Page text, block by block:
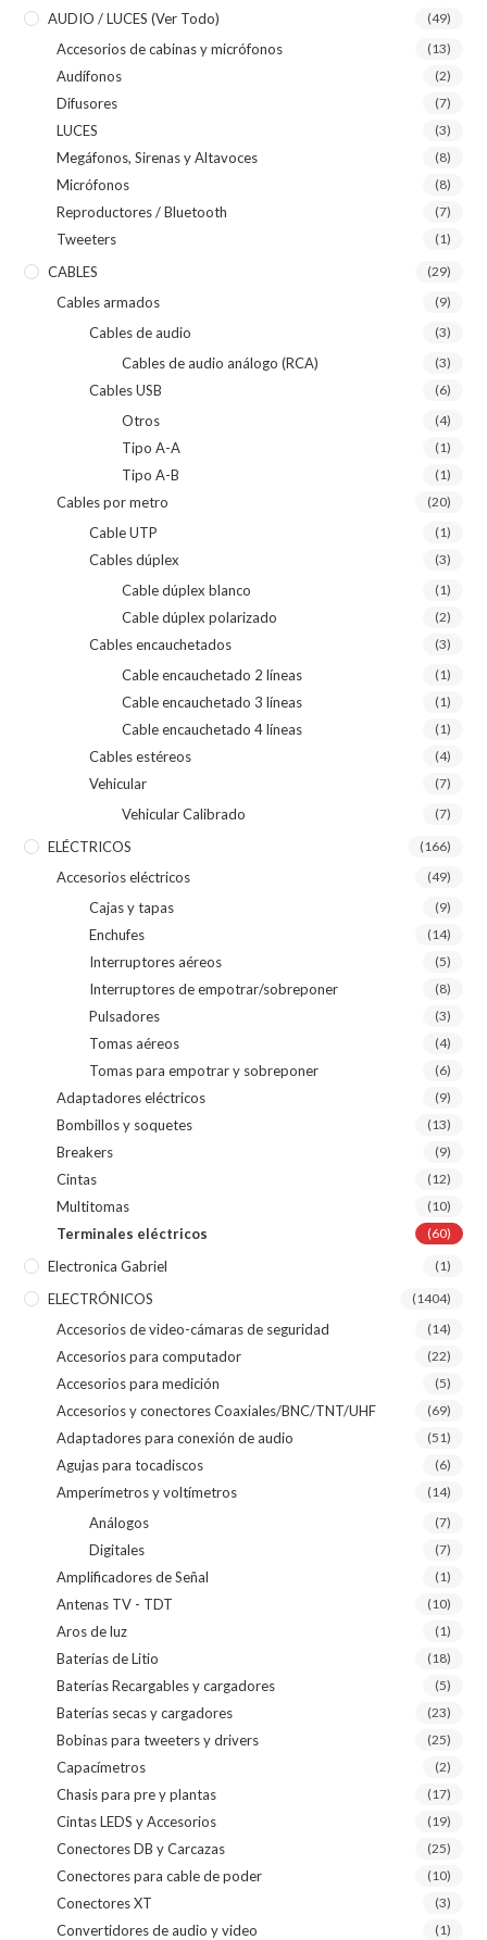
AUDIO / LUCES (ver Todo) (49)
Accesorios de cabinas y micrófonos (13)
Audífonos (2)
Difusores (7)
LUCES (3)
Megáfonos, Sirenas y Altavoces (8)
Micrófonos (8)
Reproductores / Bluetooth (7)
Tweeters (1)
CABLES (29)
Cables armados (9)
Cables de audio (3)
Cables de audio análogo (RCA) (3)
Cables USB (6)
Otros (4)
Tipo A-A (1)
Tipo A-B (1)
Cables por metro (20)
Cable UTP (1)
Cables dúplex (3)
Cable dúplex blanco (1)
Cable dúplex polarizado (2)
Cables encauchetados (3)
Cable encauchetado 2 líneas (1)
Cable encauchetado 3 líneas (1)
Cable encauchetado 4 líneas (1)
Cables estéreos (4)
Vehicular (7)
Vehicular Calibrado (7)
ELÉCTRICOS (166)
Accesorios eléctricos (49)
Cajas y tapas (9)
Enchufes (14)
Interruptores aéreos (5)
Interruptores de empotrar/sobreponer (8)
Pulsadores (3)
Tomas aéreos (4)
Tomas para empotrar y sobreponer (6)
Adaptadores eléctricos (9)
Bombillos y soquetes (13)
Breakers (9)
Cintas (12)
Multitomas (10)
Terminales eléctricos (60)
Electronica Gabriel (1)
ELECTRÓNICOS (1404)
Accesorios de video-cámaras de seguridad (14)
Accesorios para computador (22)
Accesorios para medición (5)
Accesorios y conectores Coaxiales/BNC/TNT/UHF (69)
Adaptadores para conexión de audio (51)
Agujas para tocadiscos (6)
Amperímetros y voltímetros (14)
Análogos (7)
Digitales (7)
Amplificadores de Señal (1)
Antenas TV - TDT (10)
Aros de luz (1)
Baterías de Litio (18)
Baterías Recargables y cargadores (5)
Baterías secas y cargadores (23)
Bobinas para tweeters y drivers (25)
Capacímetros (2)
Chasis para pre y plantas (17)
Cintas LEDS y Accesorios (19)
Conectores DB y Carcazas (25)
Conectores para cable de poder (10)
Conectores XT (3)
Convertidores de audio y video (1)